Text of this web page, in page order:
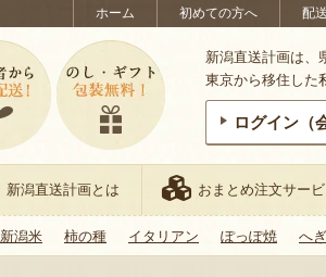
ホーム 初めての方へ 配
新潟直送計画は、
東京から移住した
ログイン（
新潟直送計画とは おまとめ注文サー
新潟米 柿の種 イタリアン ぽっぽ焼 へ